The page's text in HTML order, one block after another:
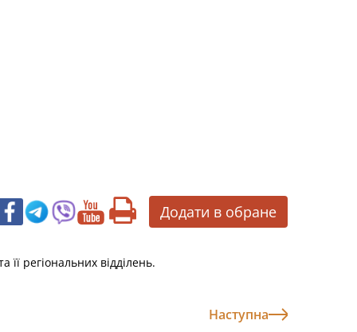
Додати в обране
регіональних відділень.
Наступна